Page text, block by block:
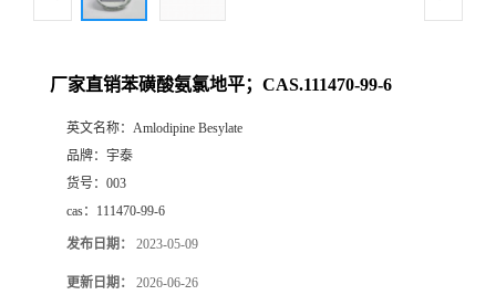
厂家直销苯磺酸氨氯地平；CAS.111470-99-6
英文名称： Amlodipine Besylate
品牌： 宇泰
货号： 003
cas： 111470-99-6
发布日期： 2023-05-09
更新日期： 2026-06-26